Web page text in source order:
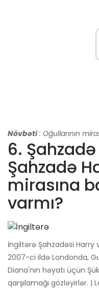
Növbəti : Oğullarının
6.
Şahzadə
mirasına
varmı?
İngiltərə Şahzadəsi Harry
2007-ci ildə Londonda,
Diana'nın həyatı üçün
qarşılamağı gözləyirlər. |